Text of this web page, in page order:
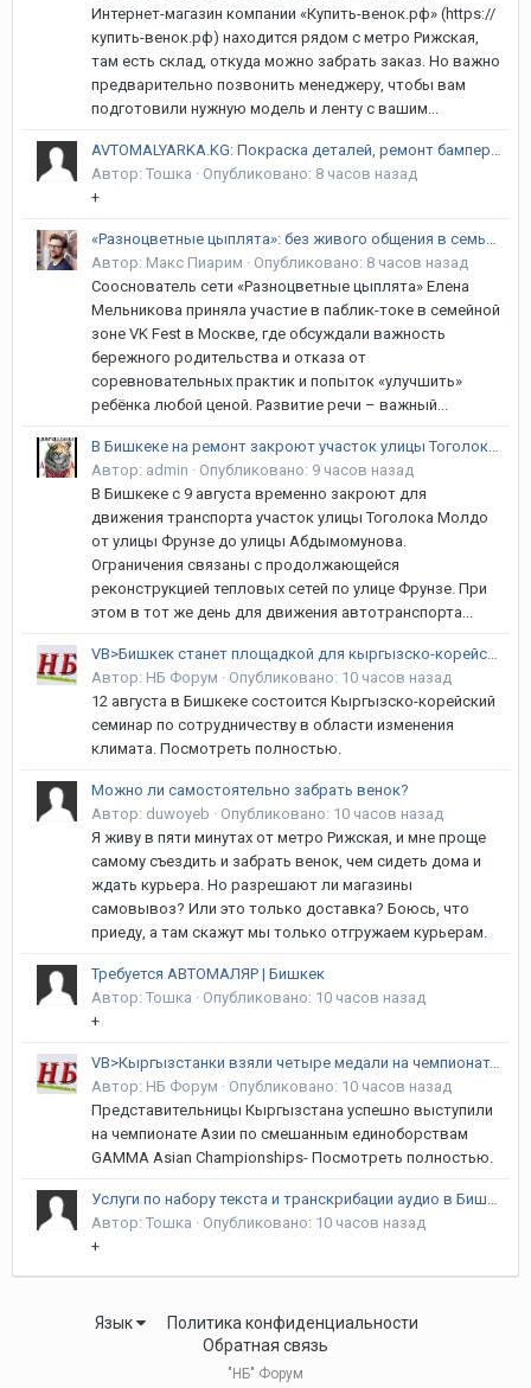
Интернет-магазин компании «Купить-венок.рф» (https://
купить-венок.рф) находится рядом с метро Рижская,
там есть склад, откуда можно забрать заказ. Но важно
предварительно позвонить менеджеру, чтобы вам
подготовили нужную модель и ленту с вашим...
Автор: Тошка · Опубликовано: 8 часов назад
+
Автор: Макс Пиарим · Опубликовано: 8 часов назад
Сооснователь сети «Разноцветные цыплята» Елена
Мельникова приняла участие в паблик-токе в семейной
зоне VK Fest в Москве, где обсуждали важность
бережного родительства и отказа от
соревновательных практик и попыток «улучшить»
ребёнка любой ценой. Развитие речи – важный...
Автор: admin · Опубликовано: 9 часов назад
В Бишкеке с 9 августа временно закроют для
движения транспорта участок улицы Тоголока Молдо
от улицы Фрунзе до улицы Абдымомунова.
Ограничения связаны с продолжающейся
реконструкцией тепловых сетей по улице Фрунзе. При
этом в тот же день для движения автотранспорта...
Автор: НБ Форум · Опубликовано: 10 часов назад
12 августа в Бишкеке состоится Кыргызско-корейский
семинар по сотрудничеству в области изменения
климата. Посмотреть полностью.
Можно ли самостоятельно забрать венок?
Автор: duwoyeb · Опубликовано: 10 часов назад
Я живу в пяти минутах от метро Рижская, и мне проще
самому съездить и забрать венок, чем сидеть дома и
ждать курьера. Но разрешают ли магазины
самовывоз? Или это только доставка? Боюсь, что
приеду, а там скажут мы только отгружаем курьерам.
Требуется АВТОМАЛЯР | Бишкек
Автор: Тошка · Опубликовано: 10 часов назад
+
VB>Кыргызстанки взяли четыре медали на чемпионате Азии по MMA
Автор: НБ Форум · Опубликовано: 10 часов назад
Представительницы Кыргызстана успешно выступили
на чемпионате Азии по смешанным единоборствам
GAMMA Asian Championships- Посмотреть полностью.
Автор: Тошка · Опубликовано: 10 часов назад
+
Язык
Политика конфиденциальности
Обратная связь
"НБ" Форум